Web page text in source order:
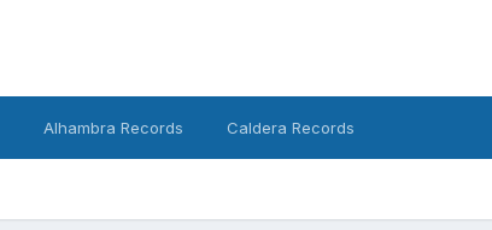
Alhambra Records Caldera Records